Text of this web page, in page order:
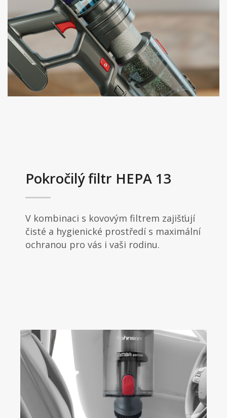
Pokročilý filtr HEPA 13
V kombinaci s kovovým filtrem zajišťují
čisté a hygienické prostředí s maximální
ochranou pro vás i vaši rodinu.